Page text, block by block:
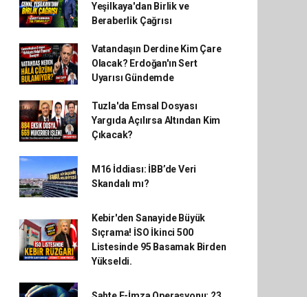
Yeşilkaya'dan Birlik ve
Beraberlik Çağrısı
Vatandaşın Derdine Kim Çare
Olacak? Erdoğan'ın Sert
Uyarısı Gündemde
Tuzla'da Emsal Dosyası
Yargıda Açılırsa Altından Kim
Çıkacak?
M16 İddiası: İBB’de Veri
Skandalı mı?
Kebir'den Sanayide Büyük
Sıçrama! İSO İkinci 500
Listesinde 95 Basamak Birden
Yükseldi.